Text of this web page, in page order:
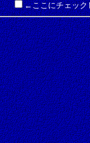
←ここにチェック